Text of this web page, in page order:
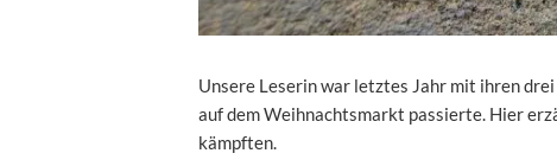
Unsere Leserin war letztes Jahr mit ihren
auf dem Weihnachtsmarkt passierte. Hier
kämpften.